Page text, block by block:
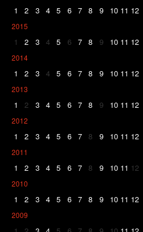
1 2 3 4 5 6 7 8 9 10 11 12
2015
1 2 3 4 5 6 7 8 9 10 11 12
2014
1 2 3 4 5 6 7 8 9 10 11 12
2013
1 2 3 4 5 6 7 8 9 10 11 12
2012
1 2 3 4 5 6 7 8 9 10 11 12
2011
1 2 3 4 5 6 7 8 9 10 11 12
2010
1 2 3 4 5 6 7 8 9 10 11 12
2009